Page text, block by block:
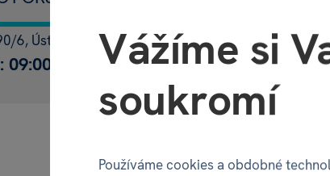
6, Ústí nad Labem
09:00 - 20:00 Po -
Vážíme si
soukromí
Používáme cookies a obdobné